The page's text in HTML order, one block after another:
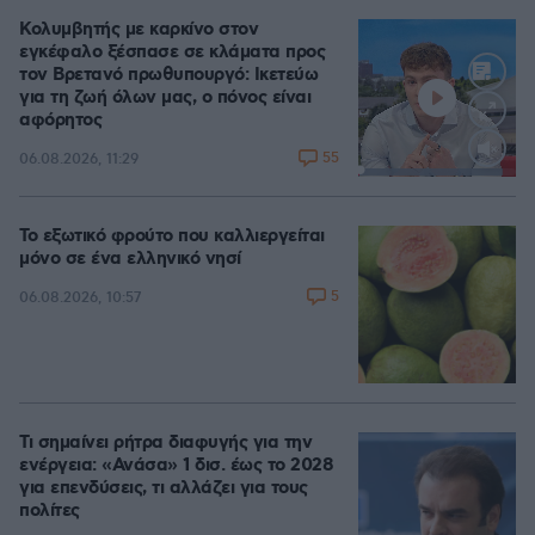
Loaded
Κολυμβητής με καρκίνο στον
εγκέφαλο ξέσπασε σε κλάματα προς
τον Βρετανό πρωθυπουργό: Ικετεύω
για τη ζωή όλων μας, ο πόνος είναι
αφόρητος
06.08.2026, 11:29 55
Το εξωτικό φρούτο που καλλιεργείται
μόνο σε ένα ελληνικό νησί
06.08.2026, 10:57 5
Τι σημαίνει ρήτρα διαφυγής για την
ενέργεια: «Ανάσα» 1 δισ. έως το 2028
για επενδύσεις, τι αλλάζει για τους
πολίτες